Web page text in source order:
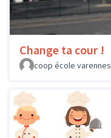
Change ta cour !
coop école varennes